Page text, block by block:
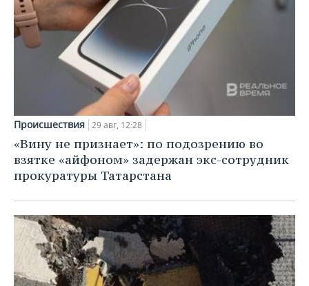
Происшествия 29 авг, 12:28
«Вину не признает»: по подозрению во
взятке «айфоном» задержан экс-сотрудник
прокуратуры Татарстана